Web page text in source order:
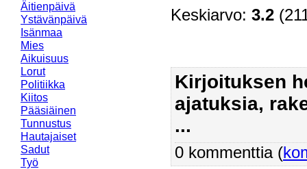
Äitienpäivä
Ystävänpäivä
Isänmaa
Mies
Aikuisuus
Lorut
Politiikka
Kiitos
Pääsiäinen
Tunnustus
Hautajaiset
Sadut
Työ
Keskiarvo: 3.2
Kirjoituksen
ajatuksia,
...
0 kommenttia (